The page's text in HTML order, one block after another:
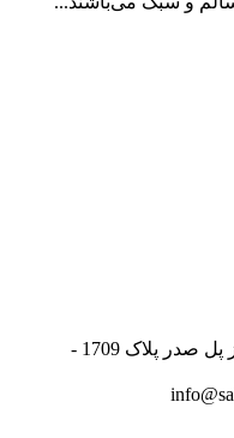
نشانی: خیابان شریعتی بالاتر از پل صدر پلاک 1709 -